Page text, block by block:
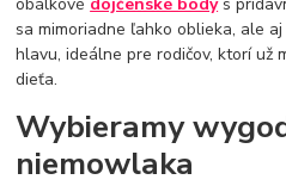
sa mimoriadne ľahko oblieka, ale
hlavu, ideálne pre rodičov, ktorí už
dieťa.
Wybieramy
niemowlaka